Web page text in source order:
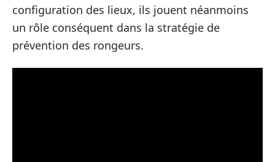
configuration des lieux, ils jouent néanmoins
un rôle conséquent dans la stratégie de
prévention des rongeurs.